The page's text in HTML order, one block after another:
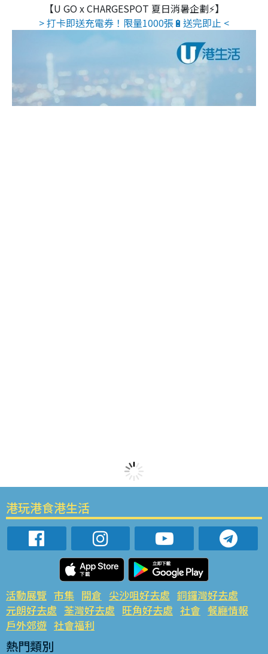
【U GO x CHARGESPOT 夏日消暑企劃⚡】
> 打卡即送充電券！限量1000張🔋送完即止 <
港玩港食港生活
活動展覽 市集 開倉 尖沙咀好去處 銅鑼灣好去處
元朗好去處 荃灣好去處 旺角好去處 社會 餐廳情報
戶外郊遊 社會福利
熱門類別